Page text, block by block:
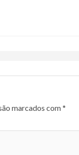
marcados com*